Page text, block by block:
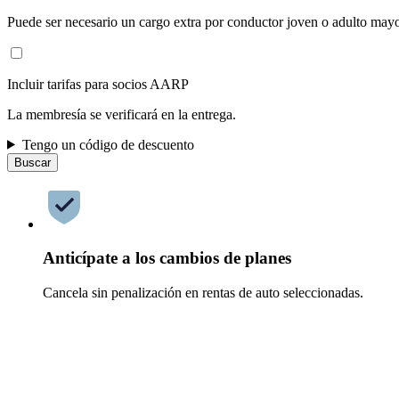
Puede ser necesario un cargo extra por conductor joven o adulto
Incluir tarifas para socios AARP
La membresía se verificará en la entrega.
Tengo un código de descuento
Buscar
Anticípate a los cambios de planes
Cancela sin penalización en rentas de auto seleccionadas.